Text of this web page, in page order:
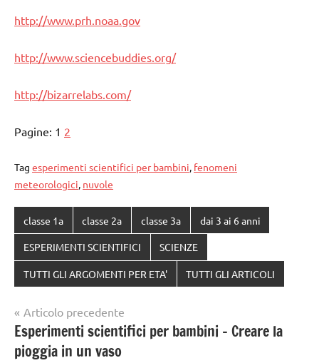
http://www.prh.noaa.gov
http://www.sciencebuddies.org/
http://bizarrelabs.com/
Pagine: 1 2
Tag esperimenti scientifici per bambini, fenomeni
meteorologici, nuvole
classe 1a classe 2a classe 3a dai 3 ai 6 anni
ESPERIMENTI SCIENTIFICI SCIENZE
TUTTI GLI ARGOMENTI PER ETA' TUTTI GLI ARTICOLI
Navigazione
articoli
Articolo precedente
Esperimenti scientifici per bambini – Creare la
pioggia in un vaso